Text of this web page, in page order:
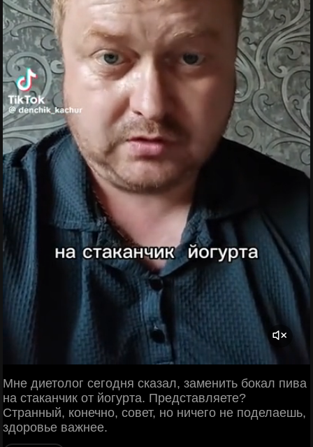
Мне диетолог сегодня сказал, заменить бокал пива
на стаканчик от йогурта. Представляете?
Странный, конечно, совет, но ничего не поделаешь,
здоровье важнее.